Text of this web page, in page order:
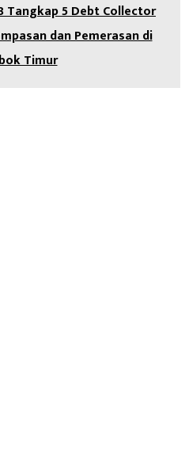
Tangkap 5 Debt Collector
dan Pemerasan di
Timur